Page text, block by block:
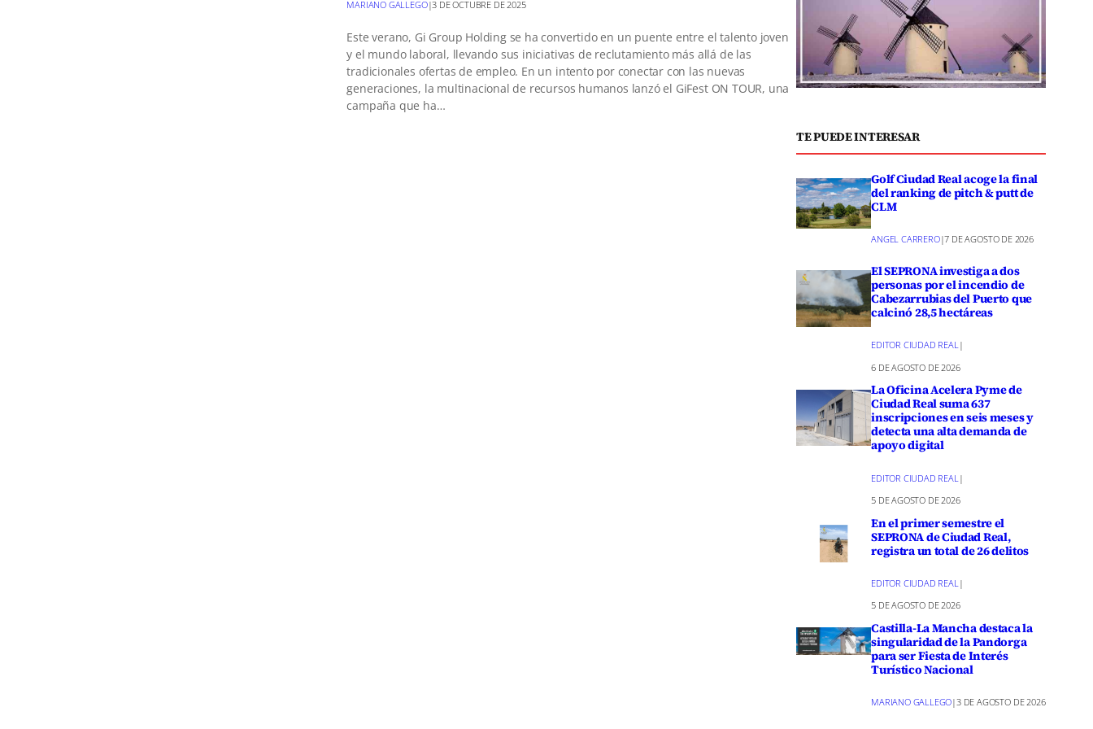
MARIANO GALLEGO|3 DE OCTUBRE DE 2025
Este verano, Gi Group Holding se ha convertido en un puente entre el talento joven
y el mundo laboral, llevando sus iniciativas de reclutamiento más allá de las
tradicionales ofertas de empleo. En un intento por conectar con las nuevas
generaciones, la multinacional de recursos humanos lanzó el GiFest ON TOUR, una
campaña que ha…
TE PUEDE INTERESAR
Golf Ciudad Real acoge la final
del ranking de pitch & putt de
CLM
ANGEL CARRERO|7 DE AGOSTO DE 2026
El SEPRONA investiga a dos
personas por el incendio de
Cabezarrubias del Puerto que
calcinó 28,5 hectáreas
EDITOR CIUDAD REAL|
6 DE AGOSTO DE 2026
La Oficina Acelera Pyme de
Ciudad Real suma 637
inscripciones en seis meses y
detecta una alta demanda de
apoyo digital
EDITOR CIUDAD REAL |
5 DE AGOSTO DE 2026
En el primer semestre el
SEPRONA de Ciudad Real,
registra un total de 26 delitos
EDITOR CIUDAD REAL |
5 DE AGOSTO DE 2026
Castilla-La Mancha destaca la
singularidad de la Pandorga
para ser Fiesta de Interés
Turístico Nacional
MARIANO GALLEGO|3 DE AGOSTO DE 2026